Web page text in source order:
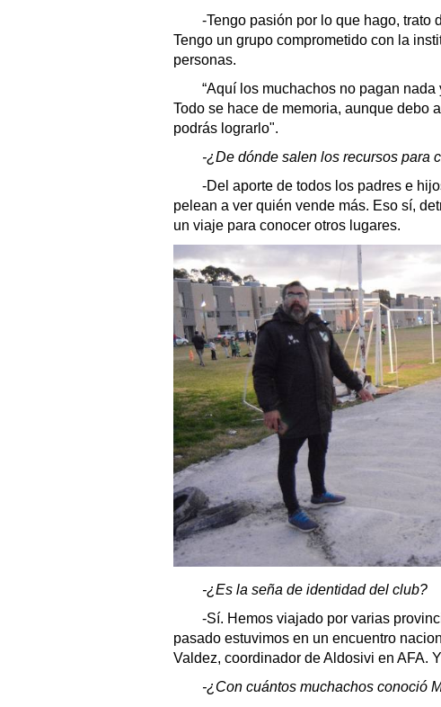
-Tengo pasión por lo que hago, trato
Tengo un grupo comprometido con la
personas.
“Aquí los muchachos no pagan
Todo se hace de memoria, aunque debo
podrás lograrlo".
-¿De dónde salen los recursos para
-Del aporte de todos los padres e
pelean a ver quién vende más. Eso sí,
un viaje para conocer otros lugares.
-¿Es la seña de identidad del club?
-Sí. Hemos viajado por varias
pasado estuvimos en un encuentro
Valdez, coordinador de Aldosivi en AFA.
-¿Con cuántos muchachos conoció